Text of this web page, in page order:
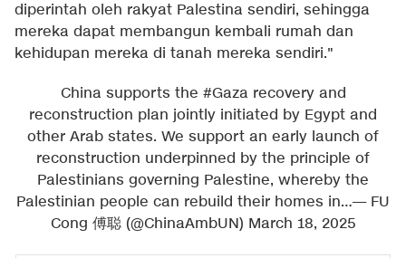
diperintah oleh rakyat Palestina sendiri, sehingga
mereka dapat membangun kembali rumah dan
kehidupan mereka di tanah mereka sendiri."
China supports the #Gaza recovery and
reconstruction plan jointly initiated by Egypt and
other Arab states. We support an early launch of
reconstruction underpinned by the principle of
Palestinians governing Palestine, whereby the
Palestinian people can rebuild their homes in…— FU
Cong 傅聪 (@ChinaAmbUN) March 18, 2025